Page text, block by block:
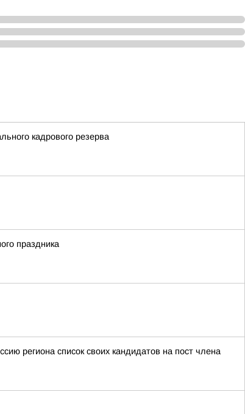
кадрового резерва
праздника
региона список своих кандидатов на пост члена